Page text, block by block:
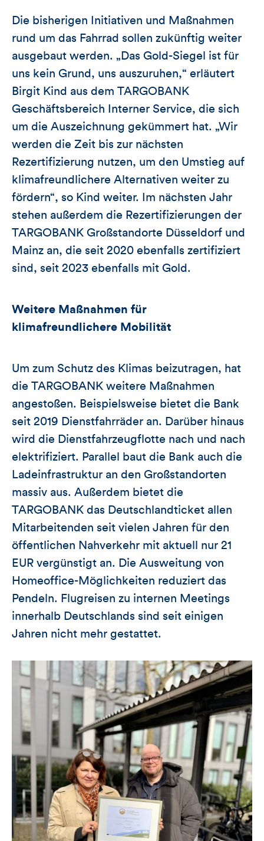
Die bisherigen Initiativen und Maßnahmen
rund um das Fahrrad sollen zukünftig weiter
ausgebaut werden. „Das Gold-Siegel ist für
uns kein Grund, uns auszuruhen,“ erläutert
Birgit Kind aus dem TARGOBANK
Geschäftsbereich Interner Service, die sich
um die Auszeichnung gekümmert hat. „Wir
werden die Zeit bis zur nächsten
Rezertifizierung nutzen, um den Umstieg auf
klimafreundlichere Alternativen weiter zu
fördern“, so Kind weiter. Im nächsten Jahr
stehen außerdem die Rezertifizierungen der
TARGOBANK Großstandorte Düsseldorf und
Mainz an, die seit 2020 ebenfalls zertifiziert
sind, seit 2023 ebenfalls mit Gold.
Weitere Maßnahmen für
klimafreundlichere Mobilität
Um zum Schutz des Klimas beizutragen, hat
die TARGOBANK weitere Maßnahmen
angestoßen. Beispielsweise bietet die Bank
seit 2019 Dienstfahrräder an. Darüber hinaus
wird die Dienstfahrzeugflotte nach und nach
elektrifiziert. Parallel baut die Bank auch die
Ladeinfrastruktur an den Großstandorten
massiv aus. Außerdem bietet die
TARGOBANK das Deutschlandticket allen
Mitarbeitenden seit vielen Jahren für den
öffentlichen Nahverkehr mit aktuell nur 21
EUR vergünstigt an. Die Ausweitung von
Homeoffice-Möglichkeiten reduziert das
Pendeln. Flugreisen zu internen Meetings
innerhalb Deutschlands sind seit einigen
Jahren nicht mehr gestattet.